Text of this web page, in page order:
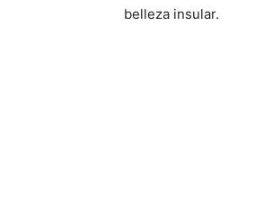
belleza insular.